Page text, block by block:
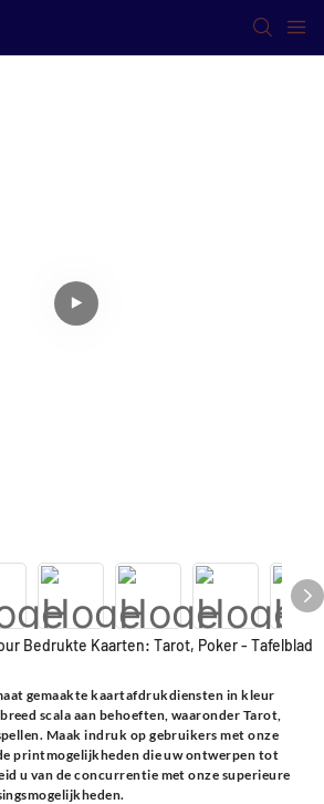
Bedrukte Kaarten: Tarot, Poker - Tafelblad
gemaakte kaartafdrukdiensten in kleur
scala aan behoeften, waaronder Tarot,
Maak indruk op gebruikers met onze
printmogelijkheden die uw ontwerpen tot
u van de concurrentie met onze superieure